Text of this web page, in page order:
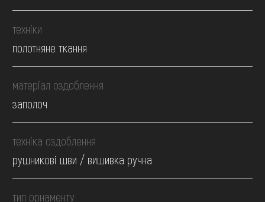
техніки
полотняне ткання
матеріал оздоблення
заполоч
техніка оздоблення
рушникові шви / вишивка ручна
тип орнаменту